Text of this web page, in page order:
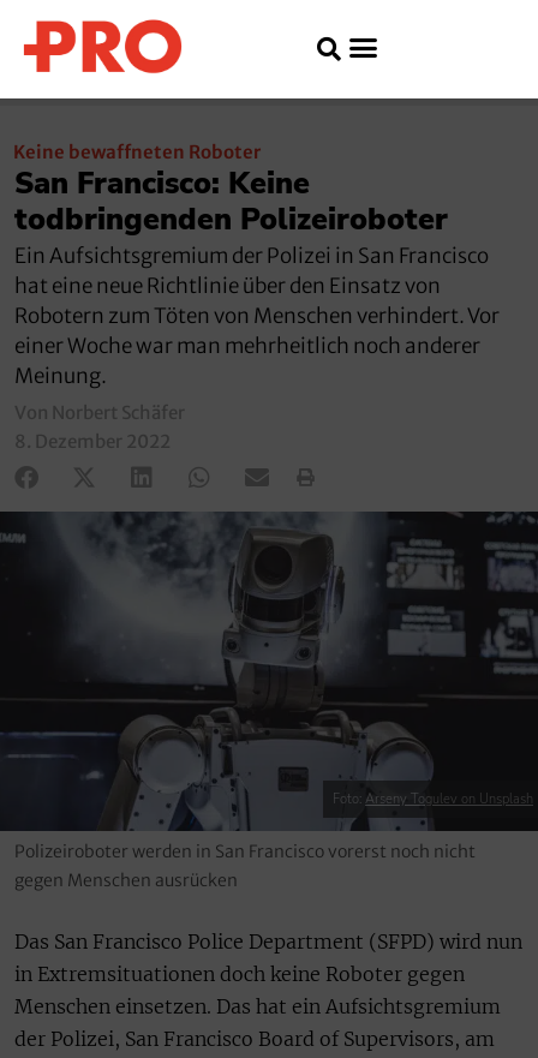
Keine bewaffneten Roboter
San Francisco: Keine
todbringenden Polizeiroboter
Ein Aufsichtsgremium der Polizei in San Francisco
hat eine neue Richtlinie über den Einsatz von
Robotern zum Töten von Menschen verhindert. Vor
einer Woche war man mehrheitlich noch anderer
Meinung.
Von Norbert Schäfer
8. Dezember 2022
Foto: Arseny Togulev on Unsplash
Polizeiroboter werden in San Francisco vorerst noch nicht
gegen Menschen ausrücken
Das San Francisco Police Department (SFPD) wird nun
in Extremsituationen doch keine Roboter gegen
Menschen einsetzen. Das hat ein Aufsichtsgremium
der Polizei, San Francisco Board of Supervisors, am